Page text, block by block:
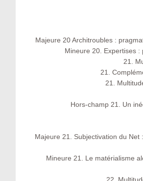
Majeure 20 Architroubles :
Mineure 20. Expertises :
21.
21.
21.
Hors-champ 21. Un
Majeure 21. Subjectivation du Net
Mineure 21. Le matérialisme